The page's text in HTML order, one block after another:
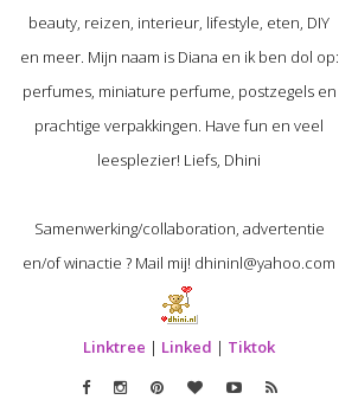
beauty, reizen, interieur, lifestyle, eten, DIY
en meer. Mijn naam is Diana en ik ben dol op:
perfumes, miniature perfume, postzegels en
prachtige verpakkingen. Have fun en veel
leesplezier! Liefs, Dhini
Samenwerking/collaboration, advertentie
en/of winactie ? Mail mij! dhininl@yahoo.com
Linktree | Linked | Tiktok